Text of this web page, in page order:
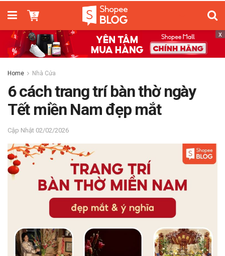
x
Home Nhà Cửa
6 cách trang trí bàn thờ ngày
Tết miền Nam đẹp mắt
02/02/2026